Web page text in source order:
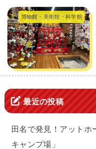
博物館・美術館・科学館
最近の投稿
田名で発見！アットホ
キャンプ場」